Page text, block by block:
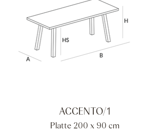
ACCENTO/1
Platte 200 x 90 cm